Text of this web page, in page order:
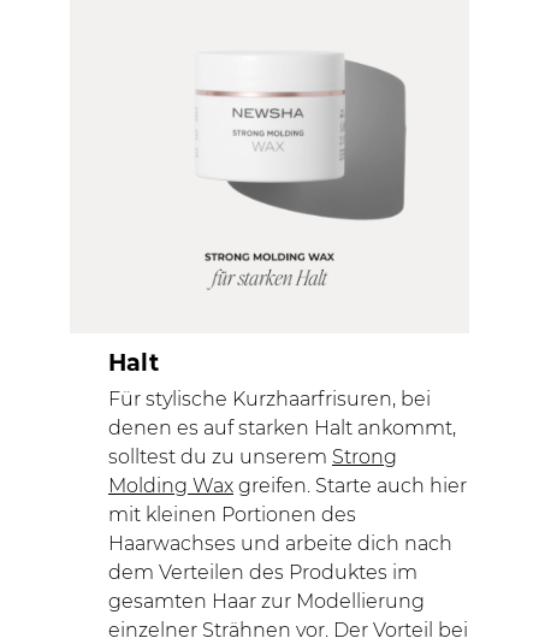
Halt
Für stylische Kurzhaarfrisuren, bei
denen es auf starken Halt ankommt,
solltest du zu unserem Strong
Molding Wax greifen. Starte auch hier
mit kleinen Portionen des
Haarwachses und arbeite dich nach
dem Verteilen des Produktes im
gesamten Haar zur Modellierung
einzelner Strähnen vor. Der Vorteil bei